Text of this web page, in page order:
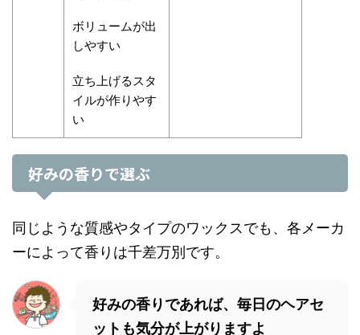
ボリュームが出
しやすい
立ち上げるスタ
イルが作りやす
い
好みの香りで選ぶ
同じような質感やタイプのワックスでも、各メーカ
ーによって香りは千差万別です。
好みの香りであれば、毎日のヘアセ
ットも気分が上がりますよ